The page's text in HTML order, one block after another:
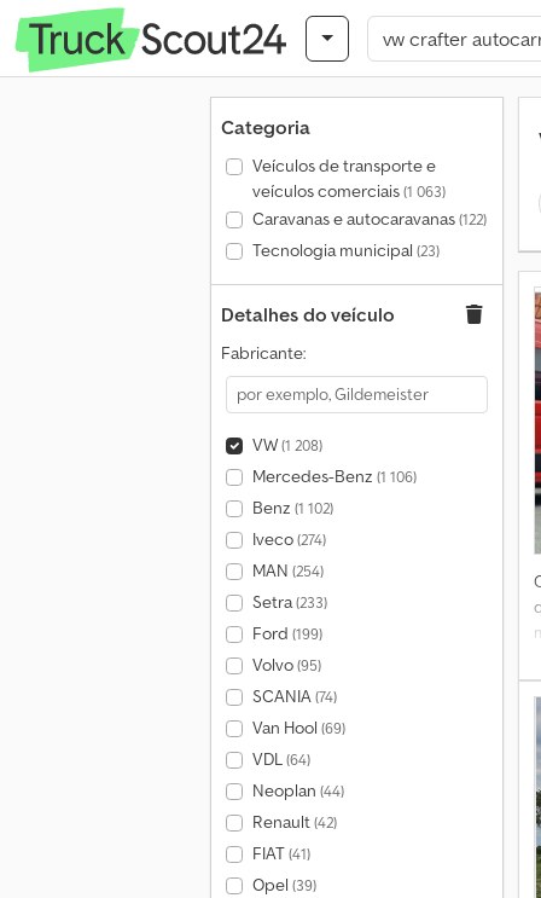
Categoria
Veículos de transporte e
veículos comerciais(1 063)
Caravanas e autocaravanas(122)
Tecnologia municipal (23)
Detalhes do veículo
Fabricante:
VW(1 208)
Mercedes-Benz (1 106)
Benz (1 102)
Iveco(274)
MAN (254)
Setra(233)
Ford (199)
Volvo(95)
SCANIA(74)
Van Hool (69)
VDL(64)
Neoplan (44)
Renault(42)
FIAT(41)
Opel (39)